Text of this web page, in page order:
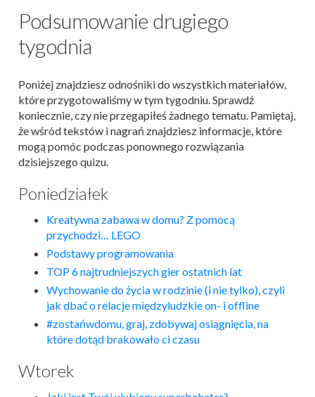
Podsumowanie drugiego
tygodnia
Poniżej znajdziesz odnośniki do wszystkich materiałów,
które przygotowaliśmy w tym tygodniu. Sprawdź
koniecznie, czy nie przegapiłeś żadnego tematu. Pamiętaj,
że wśród tekstów i nagrań znajdziesz informacje, które
mogą pomóc podczas ponownego rozwiązania
dzisiejszego quizu.
Poniedziałek
Kreatywna zabawa w domu? Z pomocą
przychodzi… LEGO
Podstawy programowania
TOP 6 najtrudniejszych gier ostatnich lat
Wychowanie do życia w rodzinie (i nie tylko), czyli
jak dbać o relacje międzyludzkie on- i offline
#zostańwdomu, graj, zdobywaj osiągnięcia, na
które dotąd brakowało ci czasu
Wtorek